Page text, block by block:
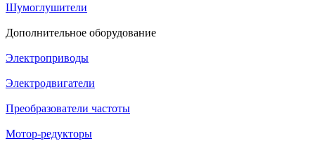
Шумоглушители
Дополнительное оборудование
Электроприводы
Электродвигатели
Преобразователи частоты
Мотор-редукторы